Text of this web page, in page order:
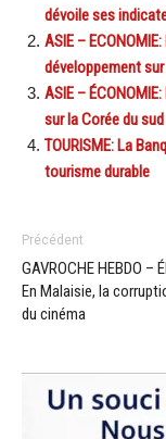
dévoile ses
ASIE –
développement
ASIE –
sur la Corée du sud
TOURISME: La
tourisme durable
Précédent
GAVROCHE HEBDO –
En Malaisie, la
du cinéma